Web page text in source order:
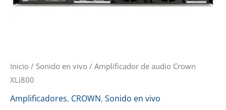
Inicio / Sonido en vivo / Amplificador de audio Crown
XLi800
Amplificadores, CROWN, Sonido en vivo